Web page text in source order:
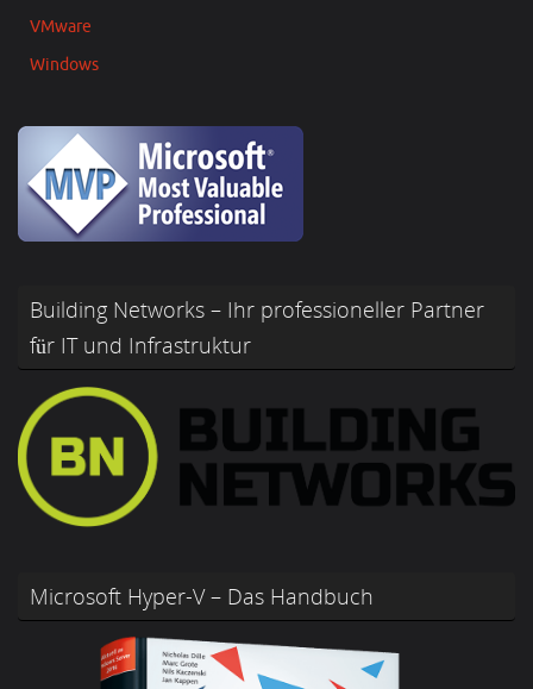
VMware
Windows
Building Networks – Ihr professioneller Partner
für IT und Infrastruktur
Microsoft Hyper-V – Das Handbuch